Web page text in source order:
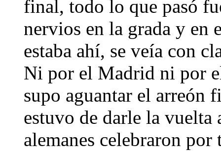
final, todo lo que pasó
nervios en la grada y en
estaba ahí, se veía con
Ni por el Madrid ni por
supo aguantar el arreón
estuvo de darle la
alemanes celebraron